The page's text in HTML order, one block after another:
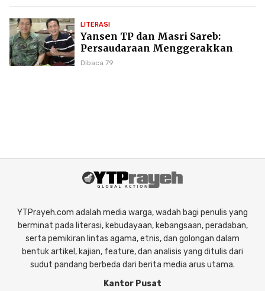
LITERASI
Yansen TP dan Masri Sareb:
Persaudaraan Menggerakkan
Literasi Borneo
Dibaca 79
YTPrayeh.com adalah media warga, wadah bagi penulis yang
berminat pada literasi, kebudayaan, kebangsaan, peradaban,
serta pemikiran lintas agama, etnis, dan golongan dalam
bentuk artikel, kajian, feature, dan analisis yang ditulis dari
sudut pandang berbeda dari berita media arus utama.
Kantor Pusat